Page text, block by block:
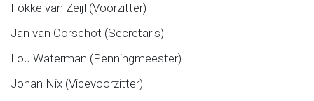
Fokke van Zeijl (Voorzitter)
Jan van Oorschot (Secretaris)
Lou Waterman (Penningmeester)
Johan Nix (Vicevoorzitter)